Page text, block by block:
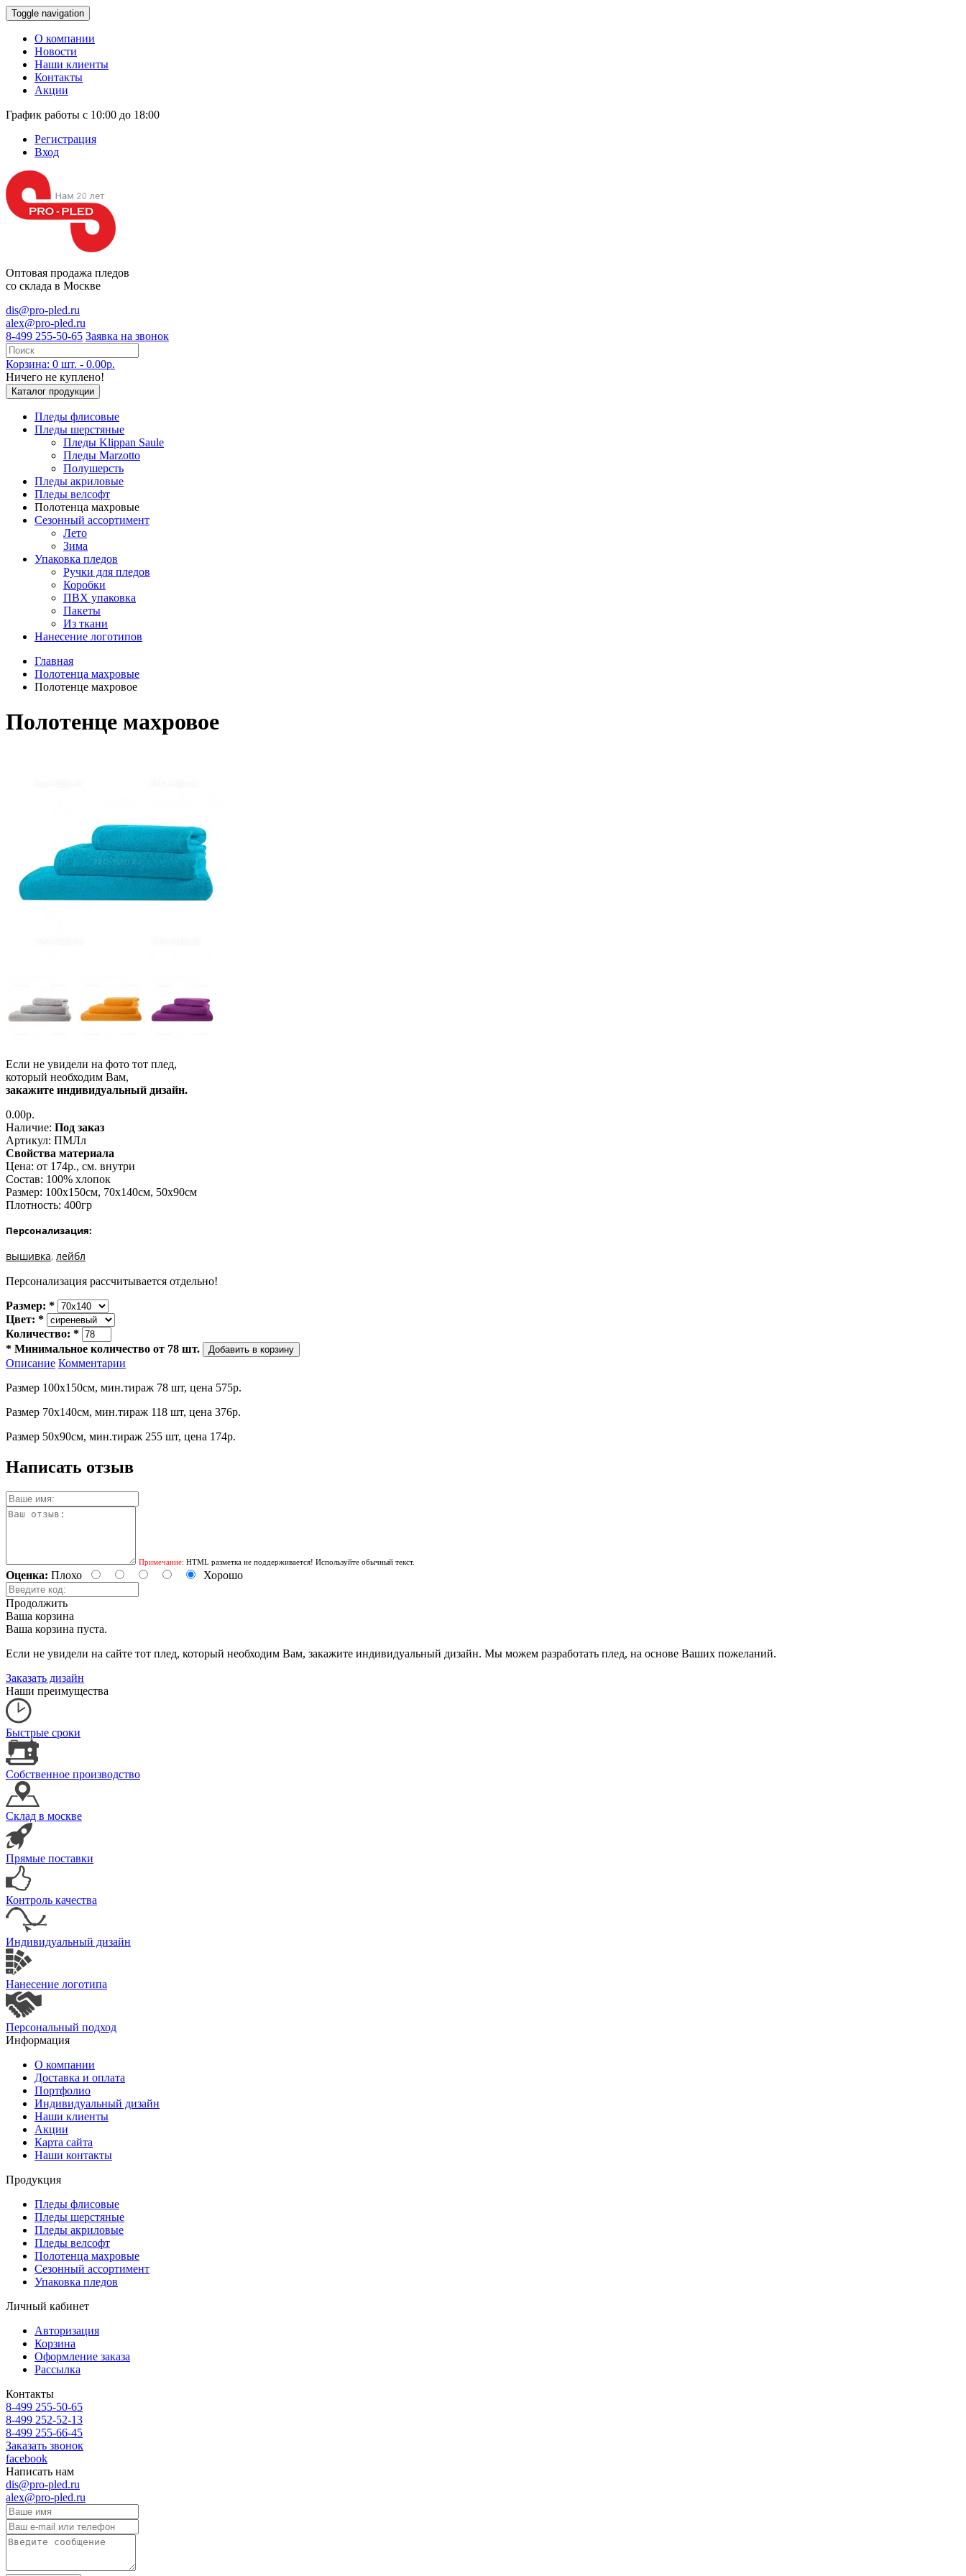
Toggle navigation
О компании
Новости
Наши клиенты
Контакты
Акции
График работы с 10:00 до 18:00
Регистрация
Вход
Оптовая продажа пледов
со склада в Москве
dis@pro-pled.ru
alex@pro-pled.ru
8-499 255-50-65 Заявка на звонок
Корзина: 0 шт. - 0.00р.
Ничего не куплено!
Каталог продукции
Пледы флисовые
Пледы шерстяные
Пледы Klippan Saule
Пледы Marzotto
Полушерсть
Пледы акриловые
Пледы велсофт
Полотенца махровые
Сезонный ассортимент
Лето
Зима
Упаковка пледов
Ручки для пледов
Коробки
ПВХ упаковка
Пакеты
Из ткани
Нанесение логотипов
Главная
Полотенца махровые
Полотенце махровое
Полотенце махровое
Если не увидели на фото тот плед,
который необходим Вам,
закажите индивидуальный дизайн.
0.00р.
Наличие: Под заказ
Артикул: ПМЛл
Свойства материала
Цена: от 174р., см. внутри
Состав: 100% хлопок
Размер: 100х150см, 70х140см, 50х90см
Плотность: 400гр
Персонализация:
вышивка, лейбл
Персонализация рассчитывается отдельно!
Размер: *
Цвет: *
Количество: *
* Минимальное количество от 78 шт.
Описание Комментарии
Размер 100х150см, мин.тираж 78 шт, цена 575р.
Размер 70х140см, мин.тираж 118 шт, цена 376р.
Размер 50х90см, мин.тираж 255 шт, цена 174р.
Написать отзыв
Примечание: HTML разметка не поддерживается! Используйте обычный текст.
Оценка: Плохо Хорошо
Продолжить
Ваша корзина
Ваша корзина пуста.
Если не увидели на сайте тот плед, который необходим Вам, закажите индивидуальный дизайн. Мы можем разработать плед, на основе Ваших пожеланий.
Заказать дизайн
Наши преимущества
Быстрые сроки
Собственное производство
Склад в москве
Прямые поставки
Контроль качества
Индивидуальный дизайн
Нанесение логотипа
Персональный подход
Информация
О компании
Доставка и оплата
Портфолио
Индивидуальный дизайн
Наши клиенты
Акции
Карта сайта
Наши контакты
Продукция
Пледы флисовые
Пледы шерстяные
Пледы акриловые
Пледы велсофт
Полотенца махровые
Сезонный ассортимент
Упаковка пледов
Личный кабинет
Авторизация
Корзина
Оформление заказа
Рассылка
Контакты
8-499 255-50-65
8-499 252-52-13
8-499 255-66-45
Заказать звонок
facebook
Написать нам
dis@pro-pled.ru
alex@pro-pled.ru